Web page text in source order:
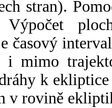
stran).
Výpočet
časový
i mimo
k
v rovině